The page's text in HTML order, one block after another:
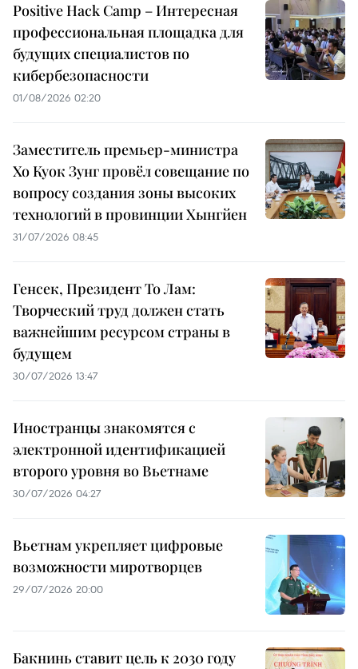
Positive Hack Camp – Интересная
профессиональная площадка для
будущих специалистов по
кибербезопасности
01/08/2026 02:20
Заместитель премьер-министра
Хо Куок Зунг провёл совещание по
вопросу создания зоны высоких
технологий в провинции Хынгйен
31/07/2026 08:45
Генсек, Президент То Лам:
Творческий труд должен стать
важнейшим ресурсом страны в
будущем
30/07/2026 13:47
Иностранцы знакомятся с
электронной идентификацией
второго уровня во Вьетнаме
30/07/2026 04:27
Вьетнам укрепляет цифровые
возможности миротворцев
29/07/2026 20:00
Бакнинь ставит цель к 2030 году